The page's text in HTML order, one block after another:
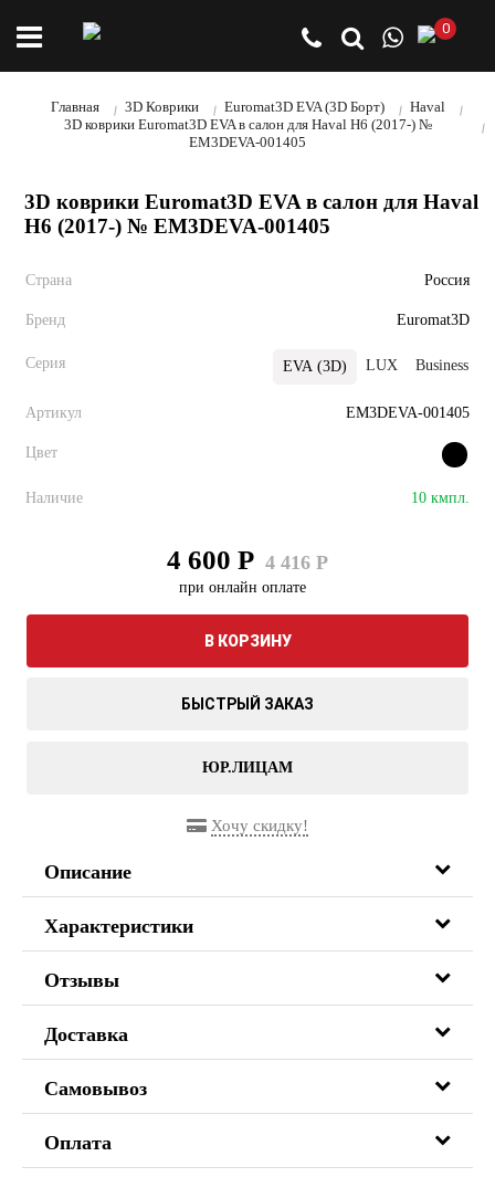
0
Главная 3D Коврики Euromat3D EVA (3D Борт)
Haval
3D коврики Euromat3D EVA в салон для Haval H6 (2017-) №
EM3DEVA-001405
3D коврики Euromat3D EVA в салон для Haval
H6 (2017-) № EM3DEVA-001405
Страна Россия
Бренд Euromat3D
Серия EVA (3D) LUX Business
Артикул EM3DEVA-001405
Цвет
Наличие 10 кмпл.
4 600 Р 4 416 Р
при онлайн оплате
В КОРЗИНУ
БЫСТРЫЙ ЗАКАЗ
ЮР.ЛИЦАМ
Хочу скидку!
Описание
Характеристики
Отзывы
Доставка
Самовывоз
Оплата